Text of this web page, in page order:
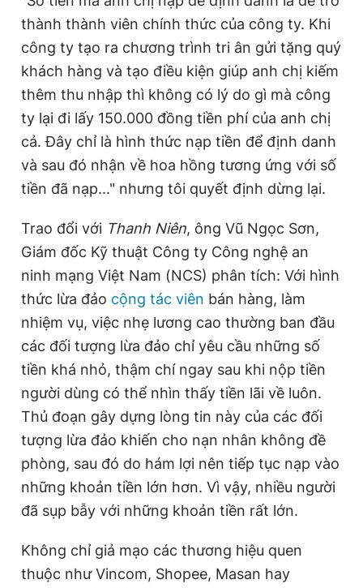
thành thành viên chính thức của công ty. Khi
công ty tạo ra chương trình tri ân gửi tặng quý
khách hàng và tạo điều kiện giúp anh chị kiếm
thêm thu nhập thì không có lý do gì mà công
ty lại đi lấy 150.000 đồng tiền phí của anh chị
cả. Đây chỉ là hình thức nạp tiền để định danh
và sau đó nhận về hoa hồng tương ứng với số
tiền đã nạp..." nhưng tôi quyết định dừng lại.
Trao đổi với Thanh Niên, ông Vũ Ngọc Sơn,
Giám đốc Kỹ thuật Công ty Công nghệ an
ninh mạng Việt Nam (NCS) phân tích: Với hình
thức lừa đảo cộng tác viên bán hàng, làm
nhiệm vụ, việc nhẹ lương cao thường ban đầu
các đối tượng lừa đảo chỉ yêu cầu những số
tiền khá nhỏ, thậm chí ngay sau khi nộp tiền
người dùng có thể nhìn thấy tiền lãi về luôn.
Thủ đoạn gây dựng lòng tin này của các đối
tượng lừa đảo khiến cho nạn nhân không đề
phòng, sau đó do hám lợi nên tiếp tục nạp vào
những khoản tiền lớn hơn. Vì vậy, nhiều người
đã sụp bẫy với những khoản tiền rất lớn.
Không chỉ giả mạo các thương hiệu quen
thuộc như Vincom, Shopee, Masan hay